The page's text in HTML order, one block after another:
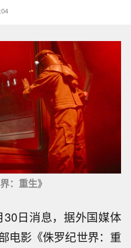
：重生》
日消息，据外国媒体
电影《侏罗纪世界：重